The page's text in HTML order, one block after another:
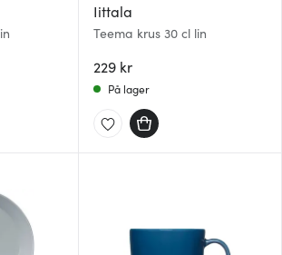
Iittala
Teema krus 30 cl lin
229 kr
På lager